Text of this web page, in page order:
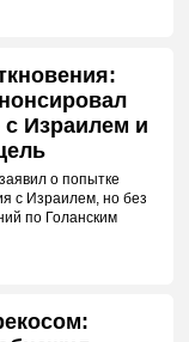
Израилем и
о попытке
с Израилем, но без
по Голанским